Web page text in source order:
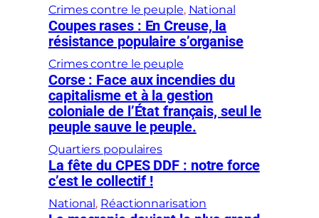
Crimes contre le peuple, National
Coupes rases : En Creuse, la
résistance populaire s’organise
Crimes contre le peuple
Corse : Face aux incendies du
capitalisme et à la gestion
coloniale de l’État français, seul le
peuple sauve le peuple.
Quartiers populaires
La fête du CPES DDF : notre force
c’est le collectif !
National, Réactionnarisation